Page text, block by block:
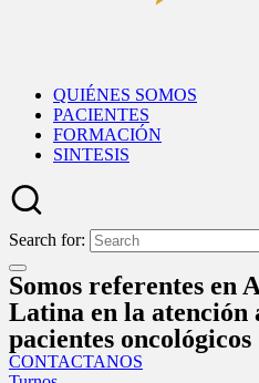
QUIÉNES SOMOS
PACIENTES
FORMACIÓN
SINTESIS
Search for:
Somos referentes en
Latina en la atención
pacientes oncológicos
CONTACTANOS